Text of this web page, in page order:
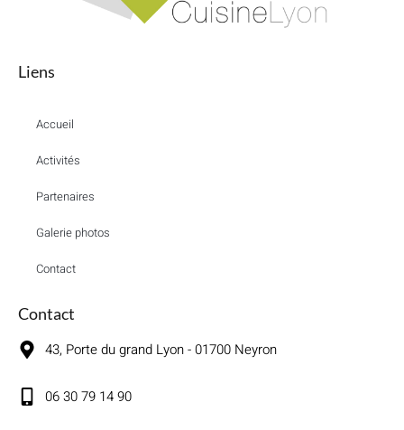
Liens
Accueil
Activités
Partenaires
Galerie photos
Contact
Contact
43, Porte du grand Lyon - 01700 Neyron
06 30 79 14 90